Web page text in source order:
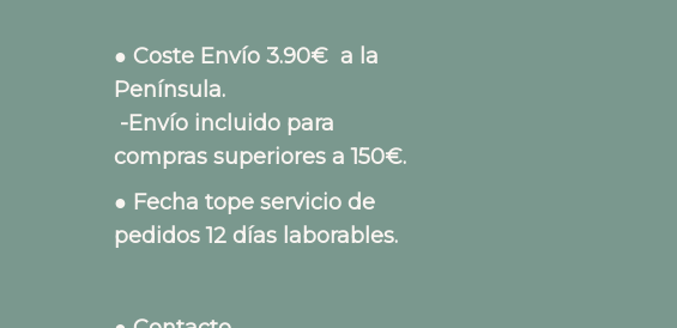
● Coste Envío 3.90€ a la
Península.
-Envío incluido para
compras superiores a 150€.
● Fecha tope servicio de
pedidos 12 días laborables.